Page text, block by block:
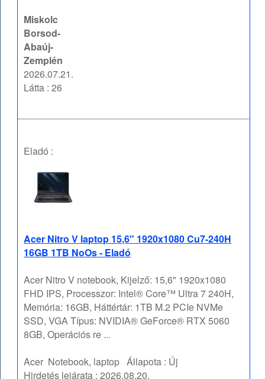
Miskolc
Borsod-
Abaúj-
Zemplén
2026.07.21.
Látta : 26
Eladó :
Acer Nitro V laptop 15,6" 1920x1080 Cu7-240H
16GB 1TB NoOs - Eladó
Acer Nitro V notebook, Kijelző: 15,6" 1920x1080
FHD IPS, Processzor: Intel® Core™ Ultra 7 240H,
Memória: 16GB, Háttértár: 1TB M.2 PCIe NVMe
SSD, VGA Típus: NVIDIA® GeForce® RTX 5060
8GB, Operációs re ...
Acer Notebook, laptop Állapota : Új
Hirdetés lejárata :2026.08.20.